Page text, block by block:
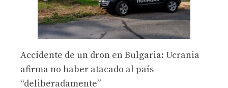
Accidente de un dron en Bulgaria: Ucrania
afirma no haber atacado al país
“deliberadamente”